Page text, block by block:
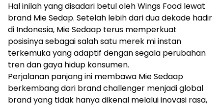
Hal inilah yang disadari betul oleh Wings Food lewat
brand Mie Sedap. Setelah lebih dari dua dekade hadir
di Indonesia, Mie Sedaap terus memperkuat
posisinya sebagai salah satu merek mi instan
terkemuka yang adaptif dengan segala perubahan
tren dan gaya hidup konsumen.
Perjalanan panjang ini membawa Mie Sedaap
berkembang dari brand challenger menjadi global
brand yang tidak hanya dikenal melalui inovasi rasa,